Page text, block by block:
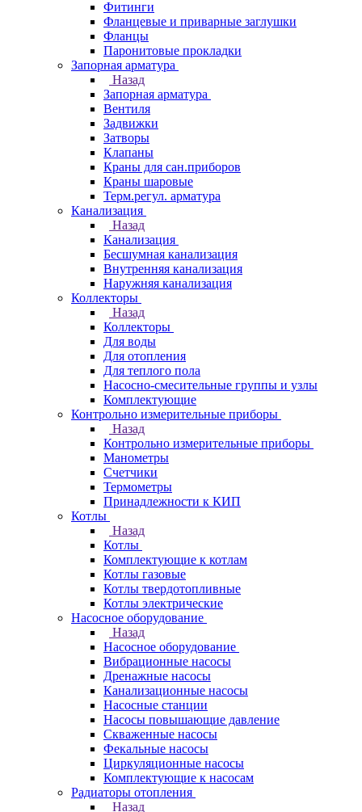
Фитинги
Фланцевые и приварные заглушки
Фланцы
Паронитовые прокладки
Запорная арматура
Назад
Запорная арматура
Вентиля
Задвижки
Затворы
Клапаны
Краны для сан.приборов
Краны шаровые
Терм.регул. арматура
Канализация
Назад
Канализация
Бесшумная канализация
Внутренняя канализация
Наружняя канализация
Коллекторы
Назад
Коллекторы
Для воды
Для отопления
Для теплого пола
Насосно-смесительные группы и узлы
Комплектующие
Контрольно измерительные приборы
Назад
Контрольно измерительные приборы
Манометры
Счетчики
Термометры
Принадлежности к КИП
Котлы
Назад
Котлы
Комплектующие к котлам
Котлы газовые
Котлы твердотопливные
Котлы электрические
Насосное оборудование
Назад
Насосное оборудование
Вибрационные насосы
Дренажные насосы
Канализационные насосы
Насосные станции
Насосы повышающие давление
Скваженные насосы
Фекальные насосы
Циркуляционные насосы
Комплектующие к насосам
Радиаторы отопления
Назад